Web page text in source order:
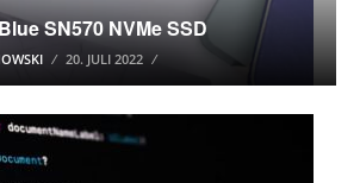
SN570 NVMe SSD
20. JULI 2022